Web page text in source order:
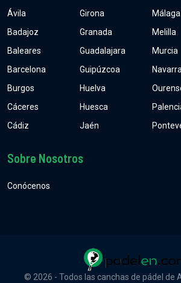
Ávila
Badajoz
Baleares
Barcelona
Burgos
Cáceres
Cádiz
Girona
Granada
Guadalajara
Guipúzcoa
Huelva
Huesca
Jaén
Málaga
Melilla
Murcia
Navarra
Sobre Nosotros
Conócenos
© 2026 - Todos las canchas de pádel de